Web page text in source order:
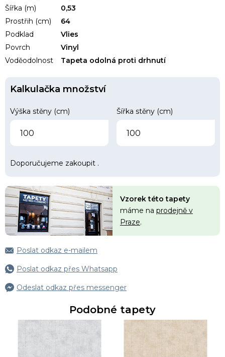
Šířka (m)
0,53
Prostřih (cm)
64
Podklad
Vlies
Povrch
Vinyl
Voděodolnost
Tapeta odolná proti drhnutí
Kalkulačka množství
Výška stěny (cm) Šířka stěny (cm)
Doporučujeme zakoupit .
Vzorek této tapety
máme na prodejně v
Praze.
Poslat odkaz e-mailem
Poslat odkaz přes Whatsapp
Odeslat odkaz přes messenger
Podobné tapety